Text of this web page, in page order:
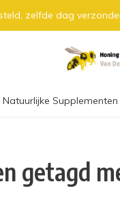
zelfde dag
Natuurlijke Supplementen
getagd